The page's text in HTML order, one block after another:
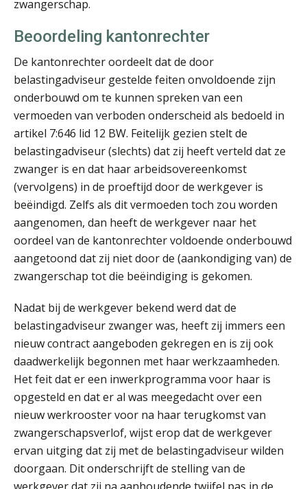
zwangerschap.
Beoordeling kantonrechter
De kantonrechter oordeelt dat de door
belastingadviseur gestelde feiten onvoldoende zijn
onderbouwd om te kunnen spreken van een
vermoeden van verboden onderscheid als bedoeld in
artikel 7:646 lid 12 BW. Feitelijk gezien stelt de
belastingadviseur (slechts) dat zij heeft verteld dat ze
zwanger is en dat haar arbeidsovereenkomst
(vervolgens) in de proeftijd door de werkgever is
beëindigd. Zelfs als dit vermoeden toch zou worden
aangenomen, dan heeft de werkgever naar het
oordeel van de kantonrechter voldoende onderbouwd
aangetoond dat zij niet door de (aankondiging van) de
zwangerschap tot die beëindiging is gekomen.
Nadat bij de werkgever bekend werd dat de
belastingadviseur zwanger was, heeft zij immers een
nieuw contract aangeboden gekregen en is zij ook
daadwerkelijk begonnen met haar werkzaamheden.
Het feit dat er een inwerkprogramma voor haar is
opgesteld en dat er al was meegedacht over een
nieuw werkrooster voor na haar terugkomst van
zwangerschapsverlof, wijst erop dat de werkgever
ervan uitging dat zij met de belastingadviseur wilden
doorgaan. Dit onderschrijft de stelling van de
Peter Kerkhof
Mike Wong
Imke Bos
Koert van Loon